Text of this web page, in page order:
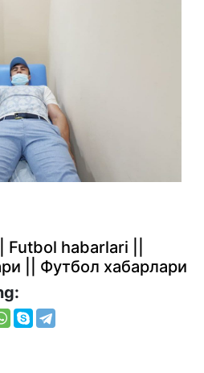
habarlari ||
|| Футбол хабарлари